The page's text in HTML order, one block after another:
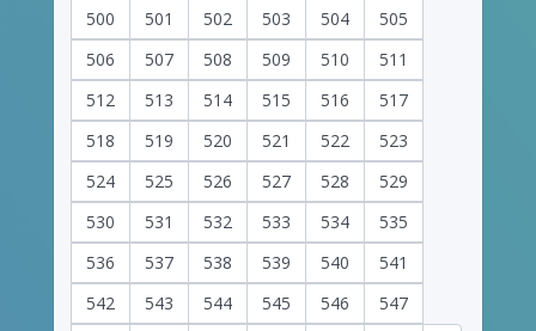
500 501 502 503 504
505
506
507 508 509 510
511
512
513 514 515 516
517
518
519 520 521 522
523
524
525 526 527 528
529
530
531 532 533 534
535
536
537 538 539 540
541
542
543 544 545 546
547